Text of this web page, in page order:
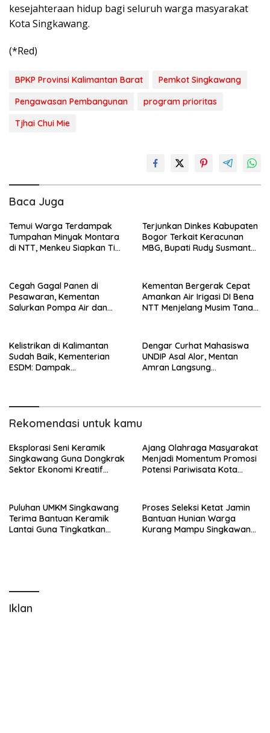
kesejahteraan hidup bagi seluruh warga masyarakat
Kota Singkawang.
(*Red)
BPKP Provinsi Kalimantan Barat
Pemkot Singkawang
Pengawasan Pembangunan
program prioritas
Tjhai Chui Mie
Baca Juga
Temui Warga Terdampak
Tumpahan Minyak Montara
di NTT, Menkeu Siapkan Tim
Terjunkan Dinkes Kabupaten
Bogor Terkait Keracunan
MBG, Bupati Rudy Susmanto:
Lab
Cegah Gagal Panen di
Pesawaran, Kementan
Salurkan Pompa Air dan
Kementan Bergerak Cepat
Amankan Air Irigasi DI Bena
NTT Menjelang Musim Tanam
Kelistrikan di Kalimantan
Sudah Baik, Kementerian
ESDM: Dampak
Dengar Curhat Mahasiswa
UNDIP Asal Alor, Mentan
Amran Langsung
Rekomendasi untuk kamu
Eksplorasi Seni Keramik
Singkawang Guna Dongkrak
Sektor Ekonomi Kreatif
Ajang Olahraga Masyarakat
Menjadi Momentum Promosi
Potensi Pariwisata Kota
Puluhan UMKM Singkawang
Terima Bantuan Keramik
Lantai Guna Tingkatkan
Proses Seleksi Ketat Jamin
Bantuan Hunian Warga
Kurang Mampu Singkawang
Iklan